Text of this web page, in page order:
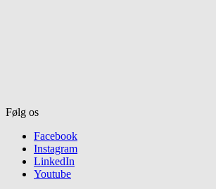
Følg os
Facebook
Instagram
LinkedIn
Youtube